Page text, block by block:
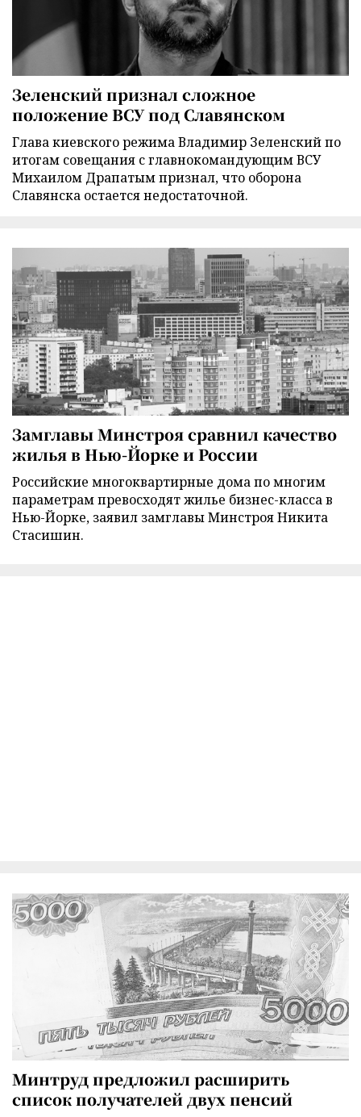
Зеленский признал сложное
положение ВСУ под Славянском
Глава киевского режима Владимир Зеленский по
итогам совещания с главнокомандующим ВСУ
Михаилом Драпатым признал, что оборона
Славянска остается недостаточной.
Замглавы Минстроя сравнил качество
жилья в Нью-Йорке и России
Российские многоквартирные дома по многим
параметрам превосходят жилье бизнес-класса в
Нью-Йорке, заявил замглавы Минстроя Никита
Стасишин.
Минтруд предложил расширить
список получателей двух пенсий